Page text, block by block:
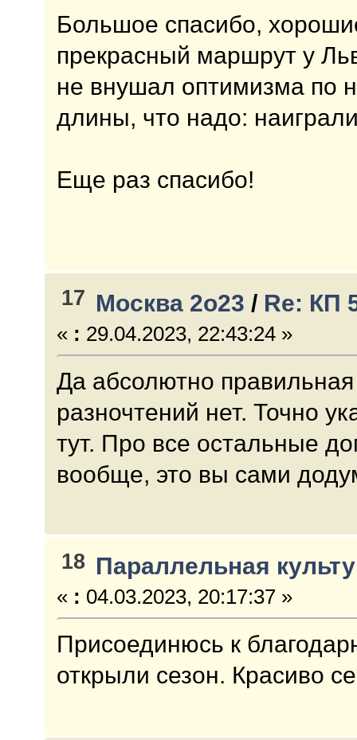
Большое спасибо,
прекрасный маршрут у
не внушал оптимизма по
длины, что надо:
Еще раз спасибо!
17 Москва 2о23 / Re: КП
« : 29.04.2023, 22:43:24 »
Да абсолютно
разночтений нет. Точно
тут. Про все остальные
вообще, это вы сами
18 Параллельная
« : 04.03.2023, 20:17:37 »
Присоединюсь к
открыли сезон. Красиво